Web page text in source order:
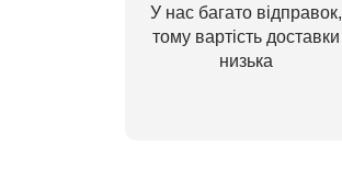
У нас багато відправок,
тому вартість доставки
низька